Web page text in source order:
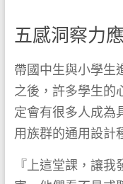
五感洞察力
帶國中生與小學生
之後，許多學生的
定會有很多人成為
用族群的通用設計
『上這堂課，讓